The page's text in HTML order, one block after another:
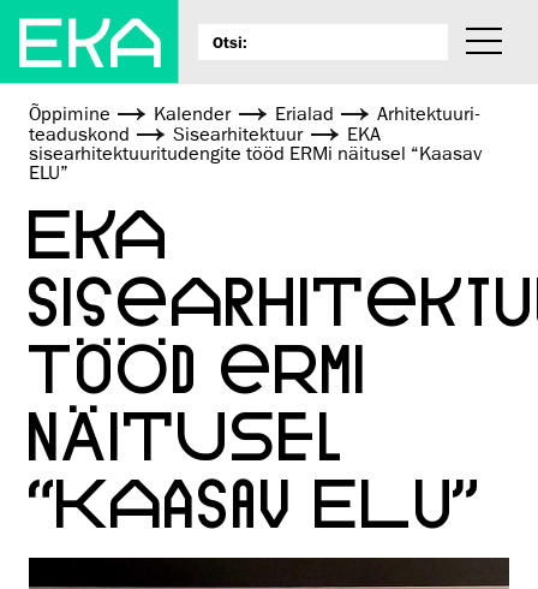
Õppimine Kalender Erialad
Arhitektuuri­
teaduskond
Sisearhitektuur
EKA
sisearhitektuuritudengite tööd ERMi näitusel “Kaasav
ELU”
EKA
TÖÖD ERMI
NÄITUSEL
“KAASAV ELU”